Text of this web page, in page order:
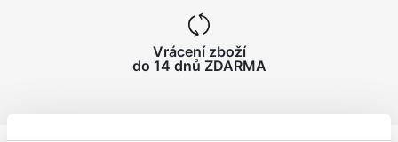
Vrácení zboží
do 14 dnů ZDARMA